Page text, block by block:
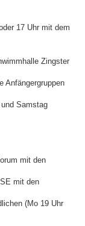
17 Uhr mit dem
Zingster
Anfängergruppen
Samstag
mit den
mit den
(Mo 19 Uhr